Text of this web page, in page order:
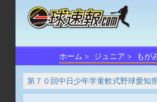
ホーム ジュニア もが
第７０回中日少年学童軟式野球愛知